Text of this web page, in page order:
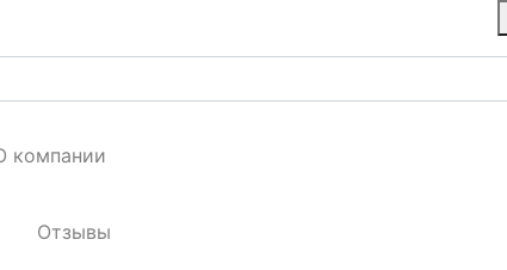
компании
Отзывы